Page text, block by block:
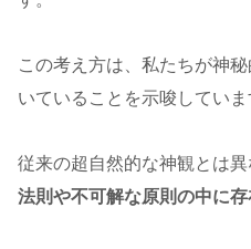
この考え方は、私たちが神
いていることを示唆していま
従来の超自然的な神観とは異
法則や不可解な原則の中に存